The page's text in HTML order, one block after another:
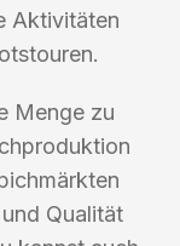
Aktivitäten
Menge zu
Qualität